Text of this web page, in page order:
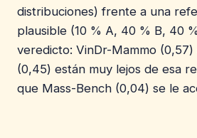
distribuciones) frente a una
plausible (10 % A, 40 % B, 40
veredicto: VinDr-Mammo (0,57)
(0,45) están muy lejos de esa
que Mass-Bench (0,04) se le